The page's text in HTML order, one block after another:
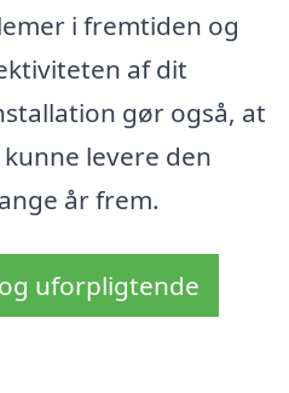
i fremtiden og
af dit
gør også, at
levere den
år frem.
uforpligtende